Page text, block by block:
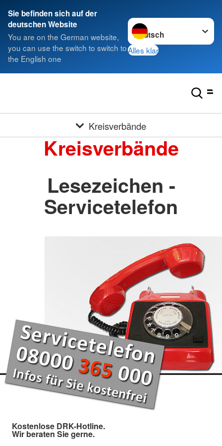
Sie befinden sich auf der
deutschen Website
You are on the German website,
you can use the switch to switch to
the English one
Sprache wechseln zu
Alles klar
Kreisverbände
Kreisverbände
Lesezeichen -
Servicetelefon
Kostenlose DRK-Hotline.
Wir beraten Sie gerne.